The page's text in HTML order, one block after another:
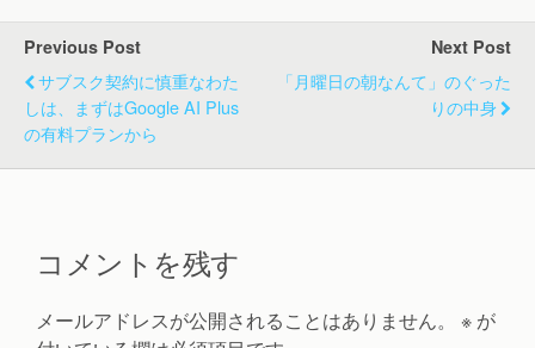
Previous Post
サブスク契約に慎重なわた
しは、まずはGoogle AI Plus
の有料プランから
Next Post
「月曜日の朝なんて」のぐった
りの中身
コメントを残す
メールアドレスが公開されることはありません。 ※ が